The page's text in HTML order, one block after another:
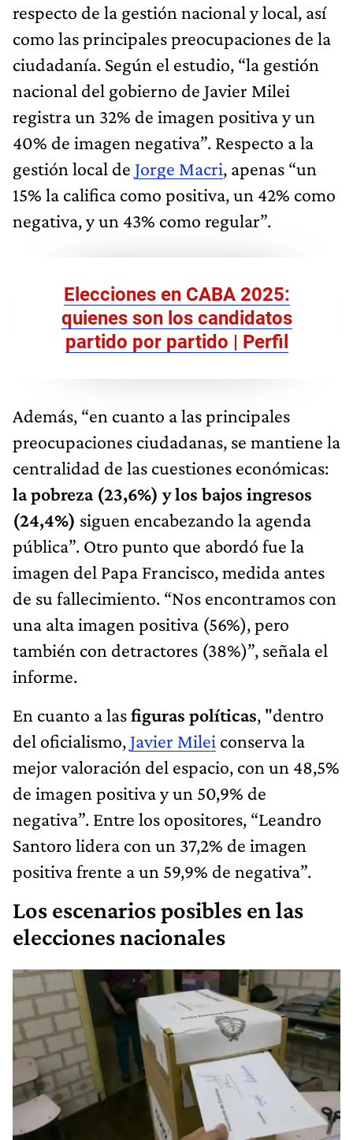
respecto de la gestión nacional y local, así
como las principales preocupaciones de la
ciudadanía. Según el estudio, “la gestión
nacional del gobierno de Javier Milei
registra un 32% de imagen positiva y un
40% de imagen negativa”. Respecto a la
gestión local de Jorge Macri, apenas “un
15% la califica como positiva, un 42% como
negativa, y un 43% como regular”.
Elecciones en CABA 2025:
quienes son los candidatos
partido por partido | Perfil
Además, “en cuanto a las principales
preocupaciones ciudadanas, se mantiene la
centralidad de las cuestiones económicas:
la pobreza (23,6%) y los bajos ingresos
(24,4%) siguen encabezando la agenda
pública”. Otro punto que abordó fue la
imagen del Papa Francisco, medida antes
de su fallecimiento. “Nos encontramos con
una alta imagen positiva (56%), pero
también con detractores (38%)”, señala el
informe.
En cuanto a lasfiguras políticas, "dentro
del oficialismo, Javier Milei conserva la
mejor valoración del espacio, con un 48,5%
de imagen positiva y un 50,9% de
negativa”. Entre los opositores, “Leandro
Santoro lidera con un 37,2% de imagen
positiva frente a un 59,9% de negativa”.
Los escenarios posibles en las
elecciones nacionales